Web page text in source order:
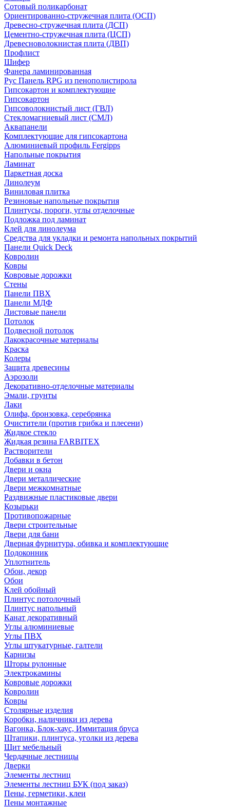
Сотовый поликарбонат
Ориентированно-стружечная плита (ОСП)
Древесно-стружечная плита (ДСП)
Цементно-стружечная плита (ЦСП)
Древесноволокнистая плита (ДВП)
Профлист
Шифер
Фанера ламинированная
Рус Панель RPG из пенополистирола
Гипсокартон и комплектующие
Гипсокартон
Гипсоволокнистый лист (ГВЛ)
Стекломагниевый лист (СМЛ)
Аквапанели
Комплектующие для гипсокартона
Алюминиевый профиль Fergipps
Напольные покрытия
Ламинат
Паркетная доска
Линолеум
Виниловая плитка
Резиновые напольные покрытия
Плинтусы, пороги, углы отделочные
Подложка под ламинат
Клей для линолеума
Средства для укладки и ремонта напольных покрытий
Панели Quick Deck
Ковролин
Ковры
Ковровые дорожки
Стены
Панели ПВХ
Панели МДФ
Листовые панели
Потолок
Подвесной потолок
Лакокрасочные материалы
Краска
Колеры
Защита древесины
Аэрозоли
Декоративно-отделочные материалы
Эмали, грунты
Лаки
Олифа, бронзовка, серебрянка
Очистители (против грибка и плесени)
Жидкое стекло
Жидкая резина FARBITEX
Растворители
Добавки в бетон
Двери и окна
Двери металлические
Двери межкомнатные
Раздвижные пластиковые двери
Козырьки
Противопожарные
Двери строительные
Двери для бани
Дверная фурнитура, обивка и комплектующие
Подоконник
Уплотнитель
Обои, декор
Обои
Клей обойный
Плинтус потолочный
Плинтус напольный
Канат декоративный
Углы алюминиевые
Углы ПВХ
Углы штукатурные, галтели
Карнизы
Шторы рулонные
Электрокамины
Ковровые дорожки
Ковролин
Ковры
Столярные изделия
Коробки, наличники из дерева
Вагонка, Блок-хаус, Иммитация бруса
Штапики, плинтуса, уголки из дерева
Щит мебельный
Чердачные лестницы
Дверки
Элементы лестниц
Элементы лестниц БУК (под заказ)
Пены, герметики, клеи
Пены монтажные